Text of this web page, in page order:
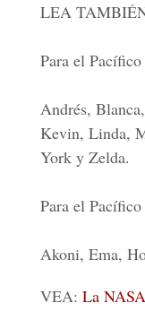
LEA
Para el
Andrés,
Kevin, Linda,
York y Zelda.
Para el
Akoni, Ema,
VEA: La